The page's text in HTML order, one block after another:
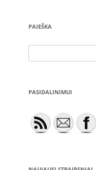
PAIEŠKA
for:
PASIDALINIMUI